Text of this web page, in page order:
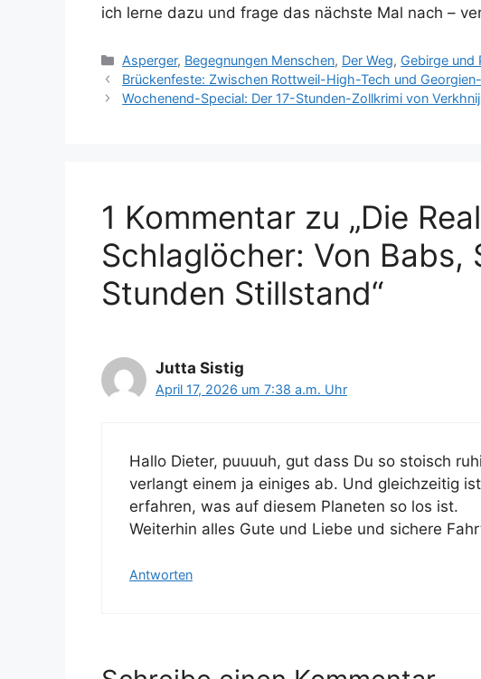
ich lerne dazu und frage das nächste Mal nach –
Kategorien
Asperger, Begegnungen Menschen, Der Weg, Gebirge und
Brückenfeste: Zwischen Rottweil-High-Tech und
Wochenend-Special: Der 17-Stunden-Zollkrimi von
1 Kommentar zu „Die
Schlaglöcher: Von Babs,
Stunden Stillstand“
Jutta Sistig
April 17, 2026 um 7:38 a.m. Uhr
Hallo Dieter, puuuuh, gut dass Du so stoisch
verlangt einem ja einiges ab. Und gleichzeitig
erfahren, was auf diesem Planeten so los ist.
Weiterhin alles Gute und Liebe und sichere
Antworten